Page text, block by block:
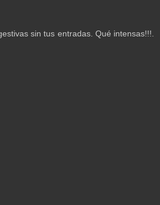
sin tus entradas. Qué intensas!!!.